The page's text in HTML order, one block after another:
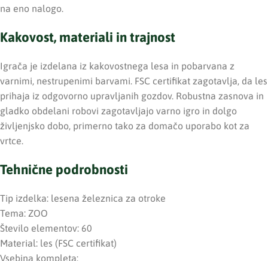
na eno nalogo.
Kakovost, materiali in trajnost
Igrača je izdelana iz kakovostnega lesa in pobarvana z
varnimi, nestrupenimi barvami. FSC certifikat zagotavlja, da les
prihaja iz odgovorno upravljanih gozdov. Robustna zasnova in
gladko obdelani robovi zagotavljajo varno igro in dolgo
življenjsko dobo, primerno tako za domačo uporabo kot za
vrtce.
Tehnične podrobnosti
Tip izdelka: lesena železnica za otroke
Tema: ZOO
Število elementov: 60
Material: les (FSC certifikat)
Vsebina kompleta: